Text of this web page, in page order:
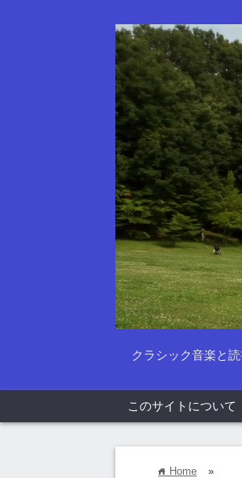
クラシック音楽と
このサイトについて
home Home »